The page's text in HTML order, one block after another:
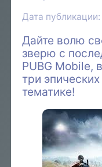
Дата
Дайте волю
зверю с
PUBG Mobile,
три
тематике!